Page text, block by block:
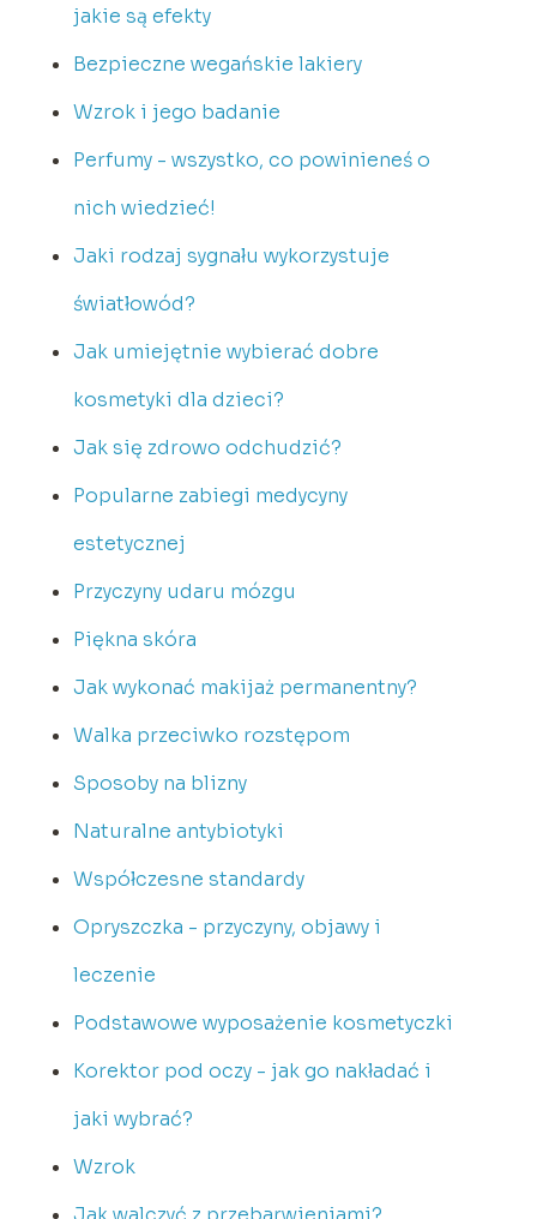
jakie są efekty
Bezpieczne wegańskie lakiery
Wzrok i jego badanie
Perfumy - wszystko, co powinieneś o
nich wiedzieć!
Jaki rodzaj sygnału wykorzystuje
światłowód?
Jak umiejętnie wybierać dobre
kosmetyki dla dzieci?
Jak się zdrowo odchudzić?
Popularne zabiegi medycyny
estetycznej
Przyczyny udaru mózgu
Piękna skóra
Jak wykonać makijaż permanentny?
Walka przeciwko rozstępom
Sposoby na blizny
Naturalne antybiotyki
Współczesne standardy
Opryszczka - przyczyny, objawy i
leczenie
Podstawowe wyposażenie kosmetyczki
Korektor pod oczy - jak go nakładać i
jaki wybrać?
Wzrok